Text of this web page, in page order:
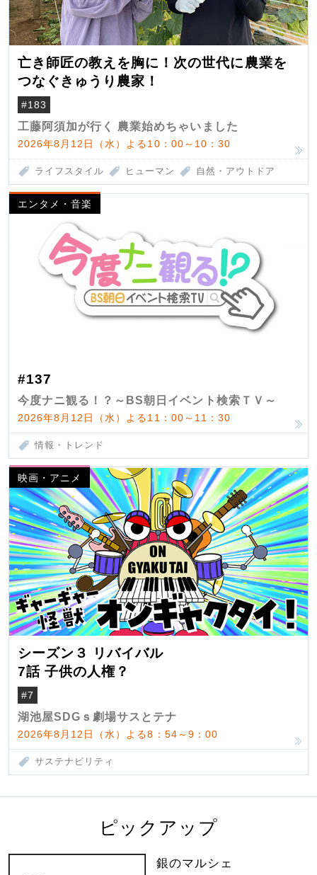
亡き師匠の教えを胸に！次の世代に農業を
つなぐきゅうり農家！
#183
工藤阿須加が行く 農業始めちゃいました
2026年8月12日（水）よる10：00～10：30
ライフスタイル ヒューマン 自然・アウトドア
エンタメ・音楽
#137
今度ナニ観る！？～BS朝日イベント検索ＴＶ～
2026年8月12日（水）よる11：00～11：30
情報・トレンド
映画・アニメ
シーズン３ リバイバル
7話 子供の人権？
#7
湖池屋SDGｓ劇場サスとテナ
2026年8月12日（水）よる8：54～9：00
サステナビリティ
ピックアップ
銀のマルシェ